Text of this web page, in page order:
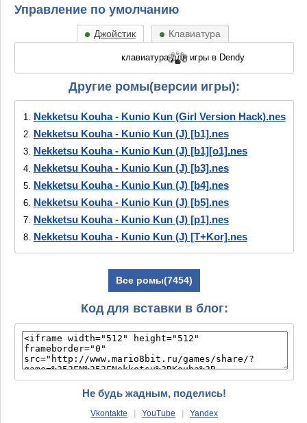
Управление по умолчанию
Джойстик Клавиатура
Другие ромы(версии игры):
1. Nekketsu Kouha - Kunio Kun (Girl Version Hack).nes
2. Nekketsu Kouha - Kunio Kun (J) [b1].nes
3. Nekketsu Kouha - Kunio Kun (J) [b1][o1].nes
4. Nekketsu Kouha - Kunio Kun (J) [b3].nes
5. Nekketsu Kouha - Kunio Kun (J) [b4].nes
6. Nekketsu Kouha - Kunio Kun (J) [b5].nes
7. Nekketsu Kouha - Kunio Kun (J) [p1].nes
8. Nekketsu Kouha - Kunio Kun (J) [T+Kor].nes
9.Nekketsu Kouha - Kunio Kun (J).nes
Все ромы(7454)
Код для вставки в блог:
Не будь жадным, поделись!
Vkontakte YouTube Yandex